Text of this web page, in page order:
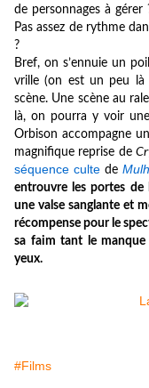
de personnages à gérer
Pas assez de rythme
?
Bref, on s’ennuie un
vrille (on est un peu là
scène. Une scène au
là, on pourra y voir
Orbison accompagne
magnifique reprise de
séquence culte de
entrouvre les portes de
une valse sanglante et
récompense pour le
sa faim tant le manque
yeux.
#Films